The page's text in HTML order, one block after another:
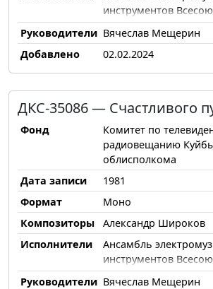
инструментов
Центрального
Бендерский
Руководители Вячеслав Мещерин
Добавлено
02.02.2024
ДКС-35086 — Счастливого
Фонд
Комитет по
радиовещанию
облисполкома
Дата записи
1981
Формат
Моно
Композиторы
Александр Широков
Исполнители
Ансамбль
инструментов
Центрального
Руководители Вячеслав Мещерин